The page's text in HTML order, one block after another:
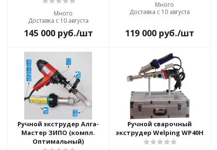
Много
Доставка с 10 августа
145 000руб./шт
Много
Доставка с 10 августа
119 000руб./шт
Ручной экструдер Алга-
Мастер ЗИПО (компл.
Оптимальный)
Ручной сварочный
экструдер Welping WP40H